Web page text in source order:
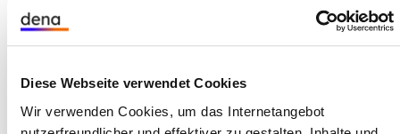
Diese Webseite verwendet Cookies
Wir verwenden Cookies, um das Internetangebot
Kältekonzept steigert die Akzeptanz und senkt die
Betriebskosten dieser Anlage.